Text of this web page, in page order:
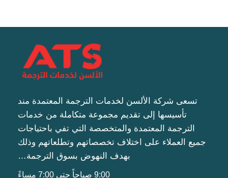
تسعى شركة الألسن لخدمات الترجمة المعتمدة مند
تأسيسها إلى تقديم مجموعة متكاملة من خدمات
الترجمة المعتمدة والمتخصصة التي تفي باحتياجات
جميع العملاء على اختلاف تخصصاتهم وتطلعاتهم وذلك
بهدف النهوض بسوق الترجمة…